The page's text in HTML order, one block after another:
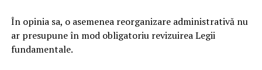
În opinia sa, o asemenea reorganizare administrativă nu
ar presupune în mod obligatoriu revizuirea Legii
fundamentale.